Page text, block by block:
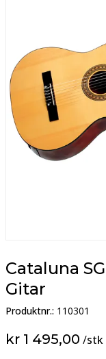
Cataluna
Gitar
Produktnr.: 110301
kr 1 495,00 /stk